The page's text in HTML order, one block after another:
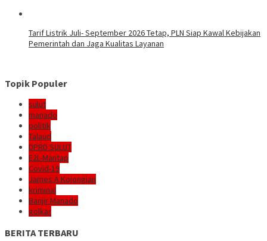
Tarif Listrik Juli- September 2026 Tetap, PLN Siap Kawal Kebijakan
Pemerintah dan Jaga Kualitas Layanan
Topik Populer
sulut
manado
politik
Talaud
DPRD SULUT
E2L-Mantap
Covid-19
James A Kojongian
kriminal
Banjir Manado
golkar
BERITA TERBARU